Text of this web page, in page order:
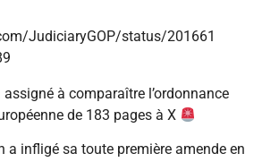
JudiciaryGOP/status/201661
assigné à comparaître l’ordonnance
de 183 pages à X
a infligé sa toute première amende en